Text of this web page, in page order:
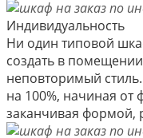
Индивидуальность
Ни один типовой
создать в
неповторимый
на 100%, начиная от
заканчивая формой,